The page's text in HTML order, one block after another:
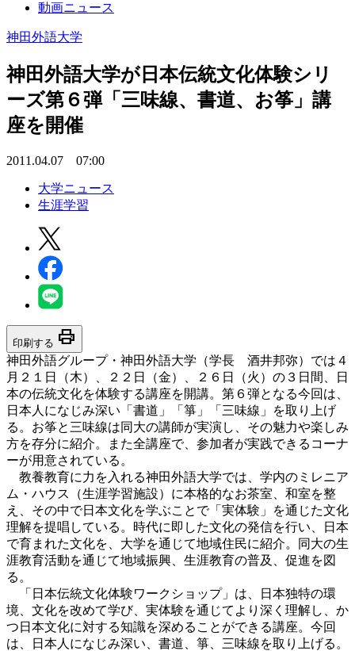
動画ニュース
神田外語大学
神田外語大学が日本伝統文化体験シリ
ーズ第６弾「三味線、書道、お筝」講
座を開催
2011.04.07 07:00
大学ニュース
生涯学習
印刷する print
神田外語グループ・神田外語大学（学長 酒井邦弥）では４
月２１日（木）、２２日（金）、２６日（火）の３日間、日
本の伝統文化を体験する講座を開講。第６弾となる今回は、
日本人になじみ深い「書道」「箏」「三味線」を取り上げ
る。お筝と三味線は同大の講師が実演し、その魅力や楽しみ
方を存分に紹介。また全講座で、参加者が実践できるコーナ
ーが用意されている。
教養教育に力を入れる神田外語大学では、学内のミレニア
ム・ハウス（生涯学習施設）に本格的なお茶室、和室を整
え、その中で日本文化を学ぶことで「実体験」を通じた文化
理解を提唱している。時代に即した文化の発信を行い、日本
で育まれた文化を、大学を通じて地域住民に紹介。同大の生
涯教育活動を通じて地域振興、生涯教育の普及、促進を図
る。
「日本伝統文化体験ワークショップ」は、日本独特の環
境、文化を改めて学び、実体験を通じてより深く理解し、か
つ日本文化に対する知識を深めることができる講座。今回
は、日本人になじみ深い、書道、箏、三味線を取り上げる。